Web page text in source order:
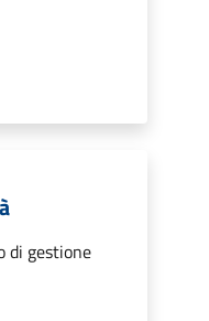
di gestione